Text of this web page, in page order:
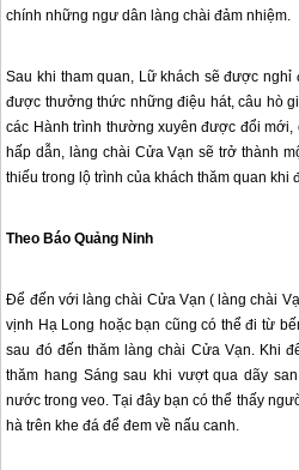
chính những ngư dân làng chài đảm nhiệm.
Sau khi tham quan, Lữ khách sẽ được nghỉ
được thưởng thức những điệu hát, câu hò
các Hành trình thường xuyên được đổi
hấp dẫn, làng chài Cửa Vạn sẽ trở thành
thiếu trong lộ trình của khách thăm quan khi
Theo Báo Quảng Ninh
Để đến với làng chài Cửa Vạn ( làng chài
vịnh Hạ Long hoặc bạn cũng có thể đi từ
sau đó đến thăm làng chài Cửa Vạn. Khi
thăm hang Sáng sau khi vượt qua dãy
nước trong veo. Tại đây bạn có thể thấy
hà trên khe đá để đem về nấu canh.